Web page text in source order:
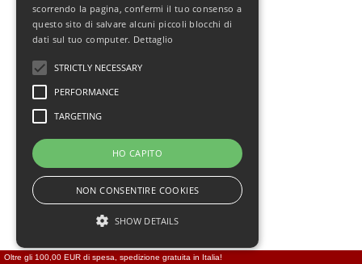
Oltre gli 100,00 EUR di spesa, spedizione gratuita in Italia!
scorrendo la pagina, confermi il tuo consenso a
questo sito di salvare alcuni piccoli blocchi di
dati sul tuo computer. Dettaglio
STRICTLY NECESSARY
PERFORMANCE
TARGETING
HO CAPITO
NON CONSENTIRE COOKIES
SHOW DETAILS